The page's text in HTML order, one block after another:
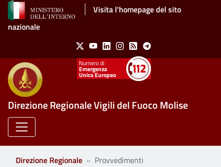
Salta al contenuto principaleVisita l'homepage del sito
nazionale
Social Menu
X YoutubeLinkedinInstagram
Feed Telegram
Emergenza
Unico Europeo
Direzione Regionale Vigili del Fuoco Molise
Direzione Regionale Provvedimenti